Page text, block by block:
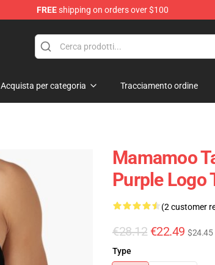
FREEshipping on orders over $100
Acquista per categoria Tracciamento ordine
Mamamoo
Purple Logo
(2 customer
€28.12 €22.49 $24.45
Type